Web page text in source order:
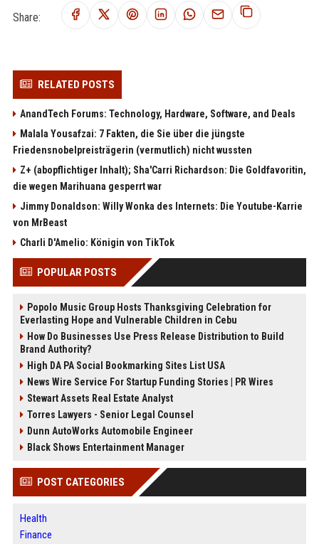
Share:
RELATED POSTS
AnandTech Forums: Technology, Hardware, Software, and Deals
Malala Yousafzai: 7 Fakten, die Sie über die jüngste
Friedensnobelpreisträgerin (vermutlich) nicht wussten
Z+ (abopflichtiger Inhalt); Sha'Carri Richardson: Die Goldfavoritin,
die wegen Marihuana gesperrt war
Jimmy Donaldson: Willy Wonka des Internets: Die Youtube-Karrie
von MrBeast
Charli D'Amelio: Königin von TikTok
POPULAR POSTS
Popolo Music Group Hosts Thanksgiving Celebration for
Everlasting Hope and Vulnerable Children in Cebu
How Do Businesses Use Press Release Distribution to Build
Brand Authority?
High DA PA Social Bookmarking Sites List USA
News Wire Service For Startup Funding Stories | PR Wires
Stewart Assets Real Estate Analyst
Torres Lawyers - Senior Legal Counsel
Dunn AutoWorks Automobile Engineer
Black Shows Entertainment Manager
POST CATEGORIES
Health
Finance